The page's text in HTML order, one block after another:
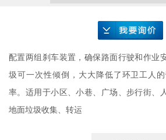
配置两组刹车装置，确保路面行驶和作业
圾可一次性倾倒，大大降低了环卫工人
率。适用于小区、小巷、广场、步行街、
地面垃圾收集、转运